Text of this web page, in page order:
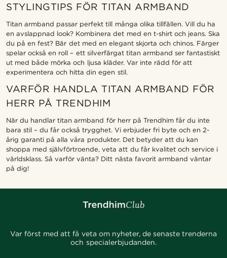
STYLINGTIPS FÖR TITAN ARMBAND
Titan armband passar perfekt till många olika tillfällen. Vill du ha
en avslappnad look? Kombinera det med en t-shirt och jeans. Ska
du på en fest? Bär det med en elegant skjorta och chinos. Färger
spelar också en roll – ett silverfärgat titan armband ser fantastiskt
ut med både mörka och ljusa kläder. Var inte rädd för att
experimentera och hitta din egen stil.
VARFÖR HANDLA TITAN ARMBAND FÖR
HERR PÅ TRENDHIM
När du handlar titan armband för herr på Trendhim får du inte
bara stil – du får också trygghet. Vi erbjuder fri byte och en 2-
årig garanti på alla våra produkter. Det betyder att du kan
shoppa med självförtroende, veta att du får kvalitet och service i
världsklass. Så varför vänta? Ditt nästa favorit armband väntar
på dig!
Var först med att få veta om nyheter, de senaste trenderna
och specialerbjudanden.